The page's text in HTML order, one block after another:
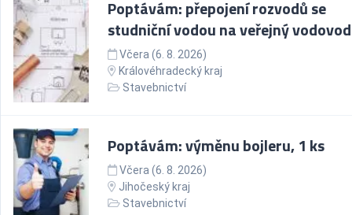
Poptávám: přepojení rozvodů se
studniční vodou na veřejný vodovod
Včera (6. 8. 2026)
Královéhradecký kraj
Stavebnictví
Poptávám: výměnu bojleru, 1 ks
Včera (6. 8. 2026)
Jihočeský kraj
Stavebnictví